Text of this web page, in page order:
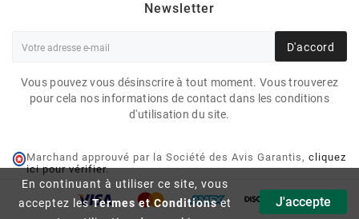
En continuant à utiliser ce site, vous
acceptez lesTermes et Conditionset
J'accepte
WALAD ET BINTI : DES
HÉROS SUPERS
Newsletter
D'accord
Vous pouvez vous désinscrire à tout moment. Vous trouverez
pour cela nos informations de contact dans les conditions
d'utilisation du site.
Marchand approuvé par la Société des Avis Garantis, cliquez
ici pour vérifier.